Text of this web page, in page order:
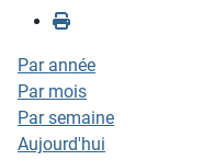
Par année
Par mois
Par semaine
Aujourd'hui